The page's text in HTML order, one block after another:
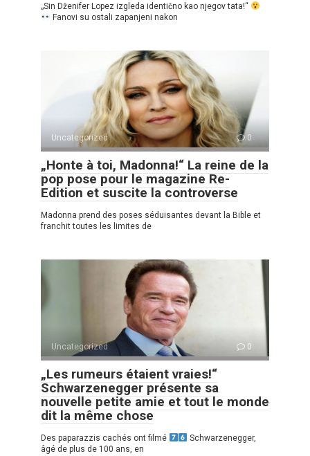
„Sin Dženifer Lopez izgleda identično kao njegov tata!“
Fanovi su ostali zapanjeni nakon
Uncategorized 0
„Honte à toi, Madonna!“ La reine de la
pop pose pour le magazine Re-
Edition et suscite la controverse
Madonna prend des poses séduisantes devant la Bible et
franchit toutes les limites de
Uncategorized 0
„Les rumeurs étaient vraies!“
Schwarzenegger présente sa
nouvelle petite amie et tout le monde
dit la même chose
Des paparazzis cachés ont filmé
Schwarzenegger,
âgé de plus de 100 ans, en